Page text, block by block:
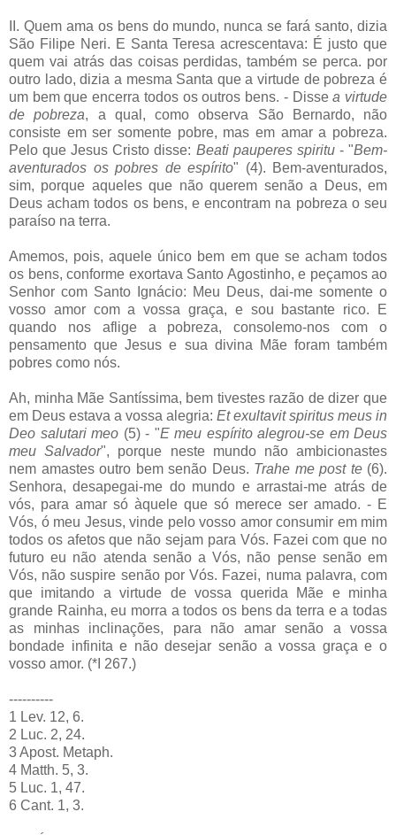
II. Quem ama os bens do mundo, nunca se fará santo, dizia
São Filipe Neri. E Santa Teresa acrescentava: É justo que
quem vai atrás das coisas perdidas, também se perca. por
outro lado, dizia a mesma Santa que a virtude de pobreza é
um bem que encerra todos os outros bens. - Dissea virtude
de pobreza, a qual, como observa São Bernardo, não
consiste em ser somente pobre, mas em amar a pobreza.
Pelo que Jesus Cristo disse: Beati pauperes spiritu- "Bem-
aventurados os pobres de espírito" (4). Bem-aventurados,
sim, porque aqueles que não querem senão a Deus, em
Deus acham todos os bens, e encontram na pobreza o seu
paraíso na terra.
Amemos, pois, aquele único bem em que se acham todos
os bens, conforme exortava Santo Agostinho, e peçamos ao
Senhor com Santo Ignácio: Meu Deus, dai-me somente o
vosso amor com a vossa graça, e sou bastante rico. E
quando nos aflige a pobreza, consolemo-nos com o
pensamento que Jesus e sua divina Mãe foram também
pobres como nós.
Ah, minha Mãe Santíssima, bem tivestes razão de dizer que
em Deus estava a vossa alegria: Et exultavit spiritus meus in
Deo salutari meo (5) - "E meu espírito alegrou-se em Deus
meu Salvador", porque neste mundo não ambicionastes
nem amastes outro bem senão Deus. Trahe me post te(6).
Senhora, desapegai-me do mundo e arrastai-me atrás de
vós, para amar só àquele que só merece ser amado. - E
Vós, ó meu Jesus, vinde pelo vosso amor consumir em mim
todos os afetos que não sejam para Vós. Fazei com que no
futuro eu não atenda senão a Vós, não pense senão em
Vós, não suspire senão por Vós. Fazei, numa palavra, com
que imitando a virtude de vossa querida Mãe e minha
grande Rainha, eu morra a todos os bens da terra e a todas
as minhas inclinações, para não amar senão a vossa
bondade infinita e não desejar senão a vossa graça e o
vosso amor. (*I 267.)
----------
1 Lev. 12, 6.
2 Luc. 2, 24.
3 Apost. Metaph.
4 Matth. 5, 3.
5 Luc. 1, 47.
6 Cant. 1, 3.